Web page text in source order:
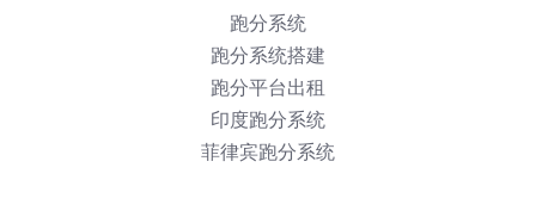
跑分系统
跑分系统搭建
跑分平台出租
印度跑分系统
菲律宾跑分系统